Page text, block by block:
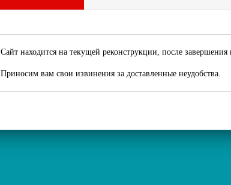
Сайт находится на текущей реконструкции, после завершения
Приносим вам свои извинения за доставленные неудобства.